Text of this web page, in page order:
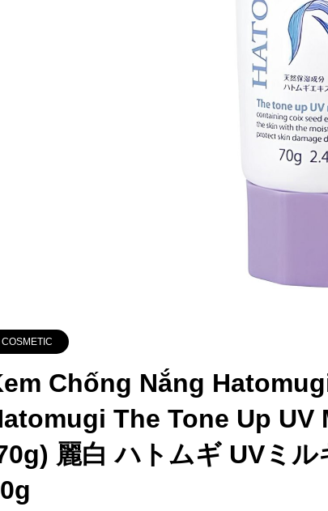
COSMETIC
Chống Nắng
The Tone Up UV
麗白 ハトムギ UVミ